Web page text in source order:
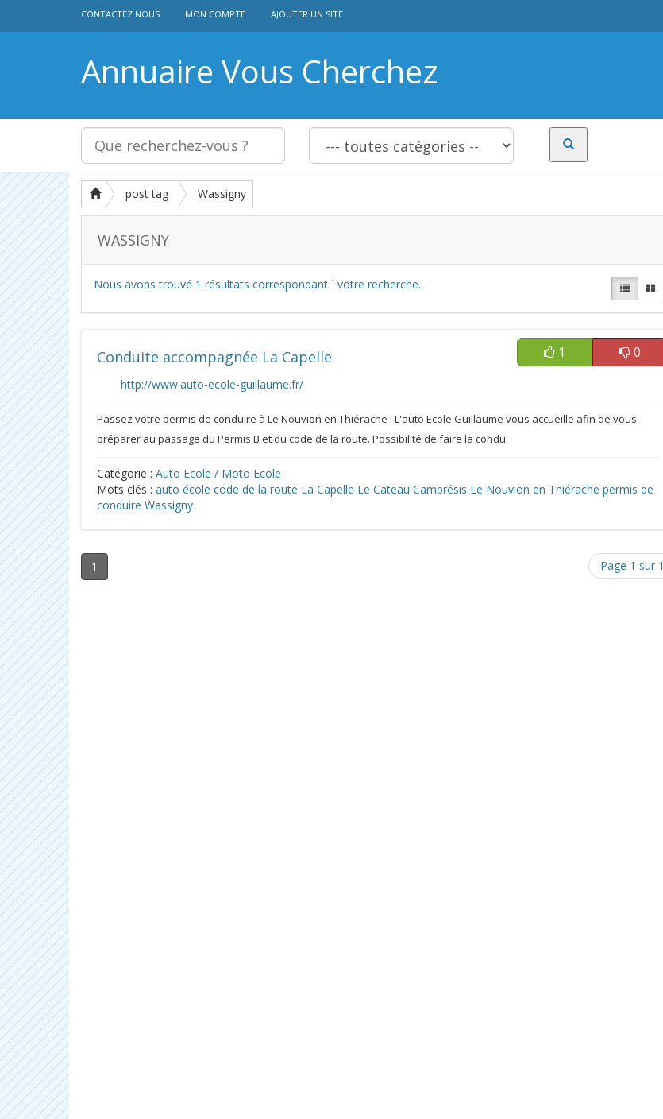
CONTACTEZ NOUS MON COMPTE AJOUTER UN SITE
Annuaire Vous Cherchez
post tag Wassigny
WASSIGNY
Nous avons trouvé 1 résultats correspondant ´ votre recherche.
1 0
Conduite accompagnée La Capelle
http://www.auto-ecole-guillaume.fr/
Passez votre permis de conduire à Le Nouvion en Thiérache ! L'auto Ecole Guillaume vous accueille afin de vous
préparer au passage du Permis B et du code de la route. Possibilité de faire la condu
Catégorie : Auto Ecole / Moto Ecole
Mots clés : auto école code de la route La Capelle Le Cateau Cambrésis Le Nouvion en Thiérache permis de
conduire Wassigny
1 Page 1 sur 1